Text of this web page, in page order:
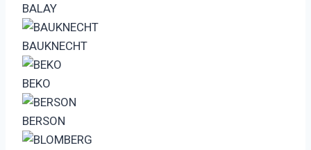
BALAY
BAUKNECHT
BEKO
BERSON